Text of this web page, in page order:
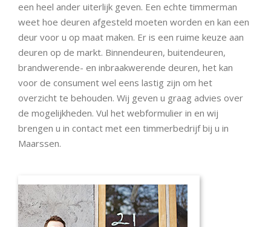
een heel ander uiterlijk geven. Een echte timmerman
weet hoe deuren afgesteld moeten worden en kan een
deur voor u op maat maken. Er is een ruime keuze aan
deuren op de markt. Binnendeuren, buitendeuren,
brandwerende- en inbraakwerende deuren, het kan
voor de consument wel eens lastig zijn om het
overzicht te behouden. Wij geven u graag advies over
de mogelijkheden. Vul het webformulier in en wij
brengen u in contact met een timmerbedrijf bij u in
Maarssen.